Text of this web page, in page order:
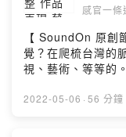
的屋頂下》33:42
「尋找自由出口」
時局？37:00 詩意
實38:36 「尋找自
水記》40:43《自
《厄舍府的沒落》
https://wenk.io/
＿感官一條通
https://
通 LINE 社群：
https://line.me/ti/
dZMZxFvQz9UQ
感官一條
【 SoundOn 原創
覺？在爬梳台灣的
視、藝術、等等的
的，都納入範疇之
2022-05-06 · 56 分鐘